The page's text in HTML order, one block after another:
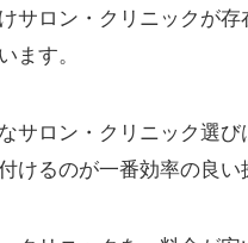
サロン・クリニックが
ます。
サロン・クリニック選
るのが一番効率の良い